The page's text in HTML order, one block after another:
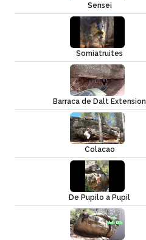
Sensei
Somiatruites
Barraca de Dalt Extension
Colacao
De Pupilo a Pupil